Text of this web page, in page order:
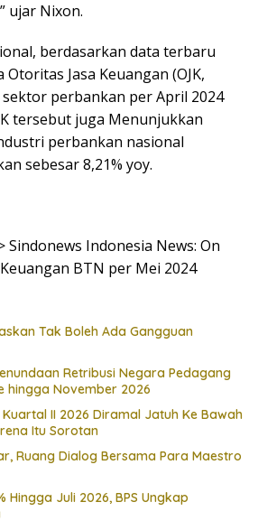
ujar Nixon.
berdasarkan data terbaru
Jasa Keuangan (OJK,
perbankan per April 2024
tersebut juga Menunjukkan
perbankan nasional
sebesar 8,21% yoy.
Sindonews Indonesia News: On
BTN per Mei 2024
Tak Boleh Ada Gangguan
Retribusi Negara Pedagang
hingga November 2026
II 2026 Diramal Jatuh Ke Bawah
Itu Sorotan
Ruang Dialog Bersama Para Maestro
Hingga Juli 2026, BPS Ungkap